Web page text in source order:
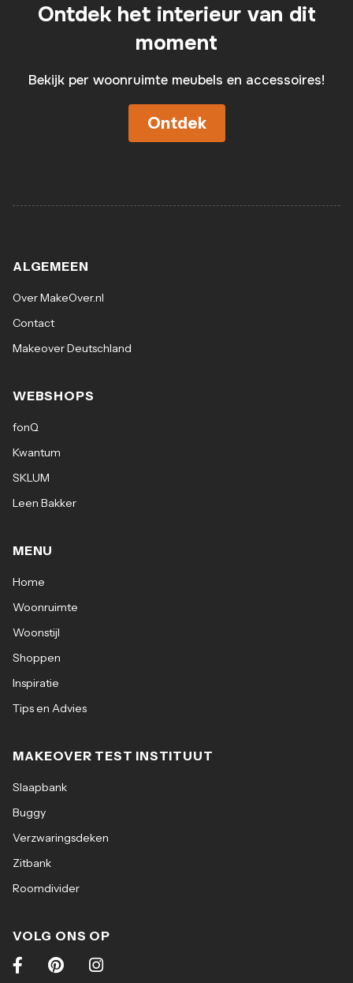
Ontdek het interieur van dit
moment
Bekijk per woonruimte meubels en accessoires!
Ontdek
ALGEMEEN
Over MakeOver.nl
Contact
Makeover Deutschland
WEBSHOPS
fonQ
Kwantum
SKLUM
Leen Bakker
MENU
Home
Woonruimte
Woonstijl
Shoppen
Inspiratie
Tips en Advies
MAKEOVER TEST INSTITUUT
Slaapbank
Buggy
Verzwaringsdeken
Zitbank
Roomdivider
VOLG ONS OP